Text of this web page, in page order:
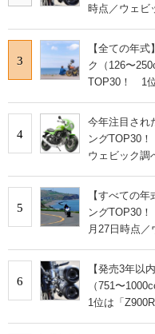
時点／ウェビ
3
【全ての年
ク（126〜
TOP30！ 1位
4
今年注目され
ングTOP30
ウェビック調
5
【すべての
ングTOP30
月27日時点／
6
【発売3年以
（751〜
1位は「